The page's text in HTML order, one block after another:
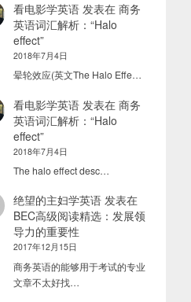
看电影学英语发表在 商务
英语词汇解析：“Halo
effect”
2018年7月4日
晕轮效应(英文The Halo Effe…
看电影学英语发表在 商务
英语词汇解析：“Halo
effect”
2018年7月4日
The halo effect desc…
绝望的主妇学英语发表在
BEC高级阅读精选：发展领
导力的重要性
2017年12月15日
商务英语的能够用于考试的专业
文章不太好找…